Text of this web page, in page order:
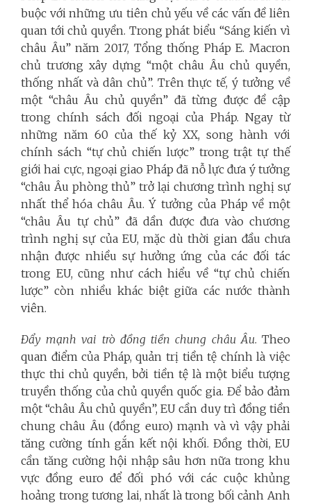
buộc với những ưu tiên chủ yếu về các vấn đề liên
quan tới chủ quyền. Trong phát biểu “Sáng kiến vì
châu Âu” năm 2017, Tổng thống Pháp E. Macron
chủ trương xây dựng “một châu Âu chủ quyền,
thống nhất và dân chủ”. Trên thực tế, ý tưởng về
một “châu Âu chủ quyền” đã từng được đề cập
trong chính sách đối ngoại của Pháp. Ngay từ
những năm 60 của thế kỷ XX, song hành với
chính sách “tự chủ chiến lược” trong trật tự thế
giới hai cực, ngoại giao Pháp đã nỗ lực đưa ý tưởng
“châu Âu phòng thủ” trở lại chương trình nghị sự
nhất thể hóa châu Âu. Ý tưởng của Pháp về một
“châu Âu tự chủ” đã dần được đưa vào chương
trình nghị sự của EU, mặc dù thời gian đầu chưa
nhận được nhiều sự hưởng ứng của các đối tác
trong EU, cũng như cách hiểu về “tự chủ chiến
lược” còn nhiều khác biệt giữa các nước thành
viên.
Đẩy mạnh vai trò đồng tiền chung châu Âu. Theo
quan điểm của Pháp, quản trị tiền tệ chính là việc
thực thi chủ quyền, bởi tiền tệ là một biểu tượng
truyền thống của chủ quyền quốc gia. Để bảo đảm
một “châu Âu chủ quyền”, EU cần duy trì đồng tiền
chung châu Âu (đồng euro) mạnh và vì vậy phải
tăng cường tính gắn kết nội khối. Đồng thời, EU
cần tăng cường hội nhập sâu hơn nữa trong khu
vực đồng euro để đối phó với các cuộc khủng
hoảng trong tương lai, nhất là trong bối cảnh Anh